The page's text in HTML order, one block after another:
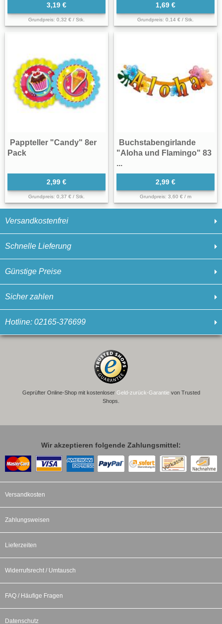
Versandkostenfrei
Schnelle Lieferung
Günstige Preise
Sicher zahlen
Hotline: 02165-376699
3,19 €
Grundpreis: 0,32 € / Stk.
1,69 €
Grundpreis: 0,14 € / Stk.
Pappteller "Candy" 8er
Pack
2,99 €
Grundpreis: 0,37 € / Stk.
Buchstabengirlande
"Aloha und Flamingo" 83
...
2,99 €
Grundpreis: 3,60 € / m
Geprüfter Online-Shop mit kostenloser Geld-zurück-Garantievon Trusted
Shops.
Wir akzeptieren folgende Zahlungsmittel:
Versandkosten
Zahlungsweisen
Lieferzeiten
Widerrufsrecht / Umtausch
FAQ / Häufige Fragen
Datenschutz